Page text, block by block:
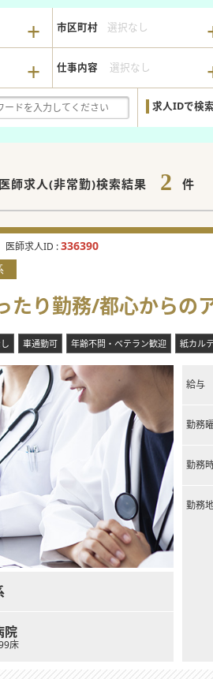
市区町村 選択なし
仕事内容 選択なし
求人IDで検索
医師求人(非常勤)検索結果 2 件
医師求人ID :336390
たり勤務/都心から
車通勤可 年齢不問・ベテラン歓迎 紙カルテ
院
床
給与
勤務
勤務
勤務